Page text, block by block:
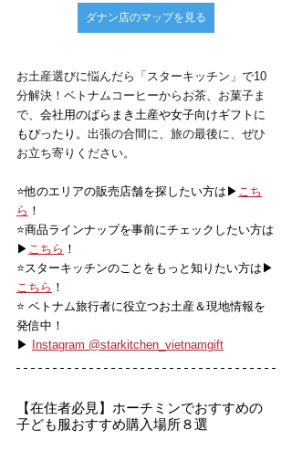
ダナン店のマップを見る
お土産選びに悩んだら「スターキッチン」で10
分解決！ベトナムコーヒーからお茶、お菓子ま
で、 会社用のばらまき土産や女子向けギフトに
もぴったり。 出張の合間に、旅の最後に、ぜひ
お立ち寄りください。
⭐️他のエリアの販売店舗を探したい方は▶ こち
ら ！
⭐️商品ラインナップを事前にチェックしたい方は
▶ こちら ！
⭐️スターキッチンのことをもっと知りたい方は▶
こちら ！
⭐️ ベトナム旅行者に役立つお土産＆現地情報を
発信中！
▶
Instagram @starkitchen_vietnamgift
【在住者必見】ホーチミンでおすすめの
子ども服おすすめ購入場所８選